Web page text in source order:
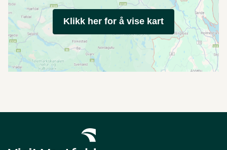
Klikk her for å vise kart